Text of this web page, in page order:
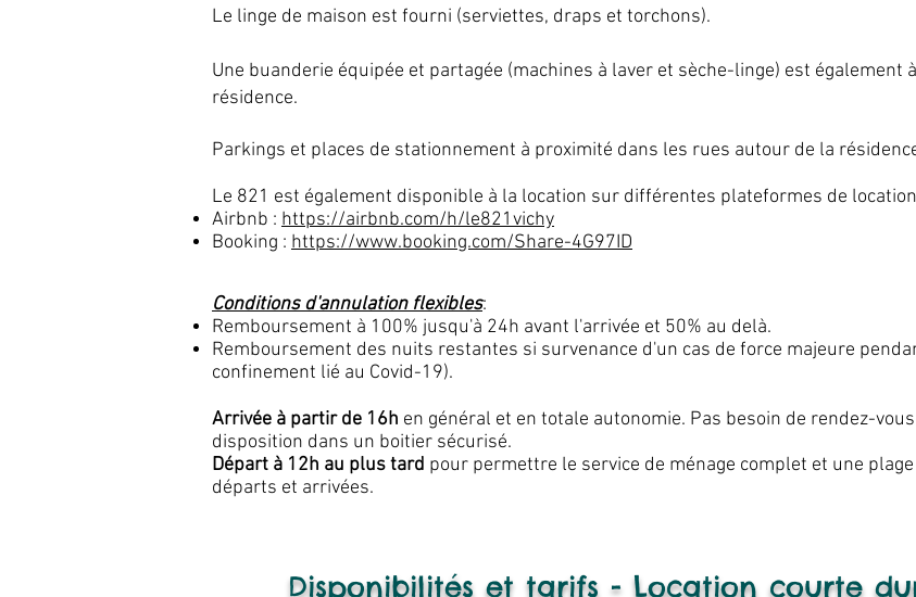
Le linge de maison est fourni (serviettes, draps et torchons).
Une buanderie équipée et partagée (machines à laver et sèche-linge) est également
résidence.
Parkings et places de stationnement à proximité dans les rues autour de la
Le 821 est également disponible à la location sur différentes plateformes de
Airbnb : https://airbnb.com/h/le821vichy
Booking : https://www.booking.com/Share-4G97ID
Conditions d'annulation flexibles:
Remboursement à 100% jusqu'à 24h avant l'arrivée et 50% au delà.
Remboursement des nuits restantes si survenance d'un cas de force majeure
confinement lié au Covid-19).
Arrivée à partir de 16h en général et en totale autonomie. Pas besoin de rendez-
disposition dans un boitier sécurisé.
Départ à 12h au plus tard pour permettre le service de ménage complet et une
départs et arrivées.
Disponibilités et tarifs - Location courte